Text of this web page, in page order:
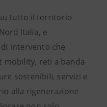
tutto il territorio
Italia, e
intervento che
mobility, reti a banda
sostenibili, servizi e
alla rigenerazione